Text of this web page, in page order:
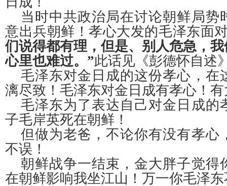
当时中共政治局在讨论朝鲜局势
意出兵朝鲜！孝心大发的毛泽东面
们说得都有理，但是、别人危急，
心里也难过。”此话见《彭德怀自述
毛泽东对金日成的这份孝心，在
漓尽致！毛泽东对金日成有孝心！
毛泽东为了表达自己对金日成的
子毛岸英死在朝鲜！
但做为老爸，不论你有没有孝心
不误！
朝鲜战争一结束，金大胖子觉得
在朝鲜影响我坐江山！万一你毛泽